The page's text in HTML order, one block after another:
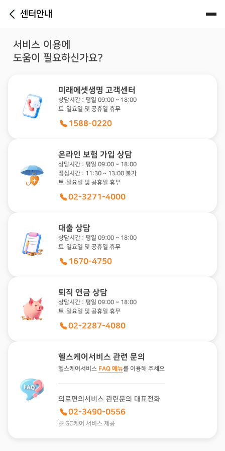
가
기
센터안내
서비스 이용에
도움이 필요하신가요?
미래에셋생명 고객센터
상담시간 : 평일 09:00 ~ 18:00
토·일요일 및 공휴일 휴무
1588-0220
온라인 보험 가입 상담
상담시간 : 평일 09:00 ~ 18:00
점심시간 : 11:30 ~ 13:00 불가
토·일요일 및 공휴일 휴무
02-3271-4000
대출 상담
상담시간 : 평일 09:00 ~ 18:00
토·일요일 및 공휴일 휴무
1670-4750
퇴직 연금 상담
상담시간 : 평일 09:00 ~ 18:00
토·일요일 및 공휴일 휴무
02-2287-4080
헬스케어서비스 관련 문의
헬스케어서비스 FAQ 메뉴를 이용해 주세요
의료편의서비스 관련문의 대표전화
02-3490-0556
※ GC케어 서비스 제공